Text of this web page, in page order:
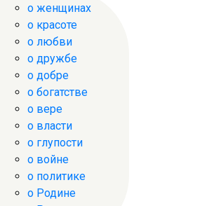
о женщинах
о красоте
о любви
о дружбе
о добре
о богатстве
о вере
о власти
о глупости
о войне
о политике
о Родине